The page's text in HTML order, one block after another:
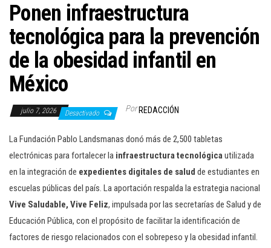
Ponen infraestructura
tecnológica para la prevención
de la obesidad infantil en
México
julio 7, 2026 Desactivado Por REDACCIÓN
La Fundación Pablo Landsmanas donó más de 2,500 tabletas
electrónicas para fortalecer la infraestructura tecnológicautilizada
en la integración de expedientes digitales de salud de estudiantes en
escuelas públicas del país. La aportación respalda la estrategia nacional
Vive Saludable, Vive Feliz, impulsada por las secretarías de Salud y de
Educación Pública, con el propósito de facilitar la identificación de
factores de riesgo relacionados con el sobrepeso y la obesidad infantil.